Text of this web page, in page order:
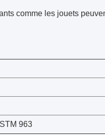
comme les jouets
963